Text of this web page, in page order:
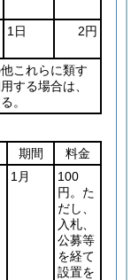
1日 2円
これらに類す
する場合は、
。
期間
料金
1月
100
円。た
だし、
入札、
公募等
を経て
設置を